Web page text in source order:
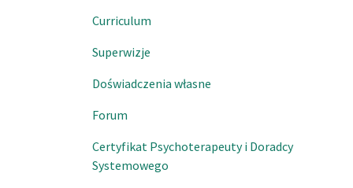
Curriculum
Superwizje
Doświadczenia własne
Forum
Certyfikat Psychoterapeuty i Doradcy
Systemowego